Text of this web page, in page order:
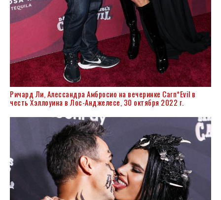
Ричард Ли, Алессандра Амбросио на вечеринке Carn*Evil в
честь Хэллоуина в Лос-Анджелесе, 30 октября 2022 г.